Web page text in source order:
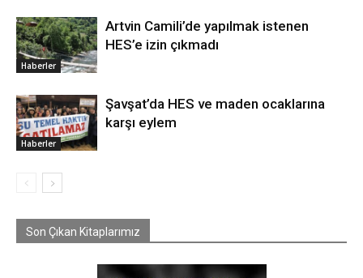
Haberler
Artvin Camili’de yapılmak istenen
HES’e izin çıkmadı
Haberler
Şavşat’da HES ve maden ocaklarına
karşı eylem
Son Çıkan Kitaplarımız